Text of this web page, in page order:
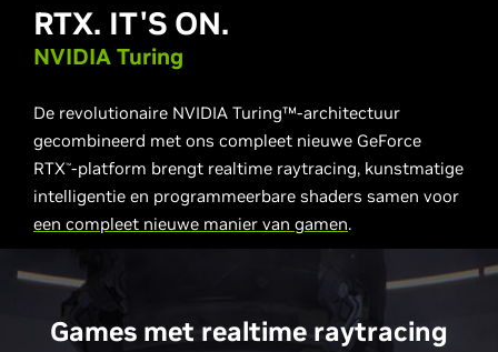
RTX. IT'S ON.
NVIDIA Turing
De revolutionaire NVIDIA Turing™-architectuur
gecombineerd met ons compleet nieuwe GeForce
RTX™-platform brengt realtime raytracing, kunstmatige
intelligentie en programmeerbare shaders samen voor
een compleet nieuwe manier van gamen.
Games met realtime raytracing